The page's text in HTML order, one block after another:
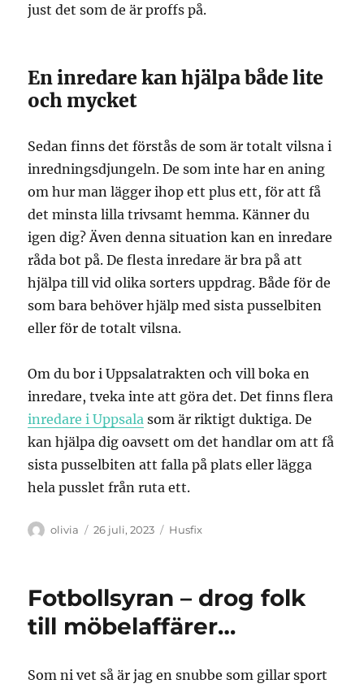
just det som de är proffs på.
En inredare kan hjälpa både lite
och mycket
Sedan finns det förstås de som är totalt vilsna i
inredningsdjungeln. De som inte har en aning
om hur man lägger ihop ett plus ett, för att få
det minsta lilla trivsamt hemma. Känner du
igen dig? Även denna situation kan en inredare
råda bot på. De flesta inredare är bra på att
hjälpa till vid olika sorters uppdrag. Både för de
som bara behöver hjälp med sista pusselbiten
eller för de totalt vilsna.
Om du bor i Uppsalatrakten och vill boka en
inredare, tveka inte att göra det. Det finns flera
inredare i Uppsala som är riktigt duktiga. De
kan hjälpa dig oavsett om det handlar om att få
sista pusselbiten att falla på plats eller lägga
hela pusslet från ruta ett.
Författare
olivia
Publicerat
26 juli, 2023 Kategorier
Husfix
Fotbollsyran – drog folk
till möbelaffärer…
Som ni vet så är jag en snubbe som gillar sport